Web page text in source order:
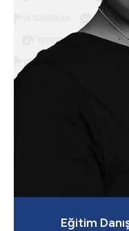
Eğitim